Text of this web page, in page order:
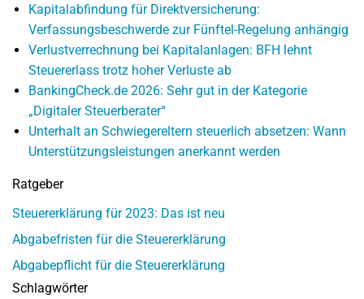
Kapitalabfindung für Direktversicherung:
Verfassungsbeschwerde zur Fünftel-Regelung anhängig
Verlustverrechnung bei Kapitalanlagen: BFH lehnt
Steuererlass trotz hoher Verluste ab
BankingCheck.de 2026: Sehr gut in der Kategorie
„Digitaler Steuerberater“
Unterhalt an Schwiegereltern steuerlich absetzen: Wann
Unterstützungsleistungen anerkannt werden
Ratgeber
Steuererklärung für 2023: Das ist neu
Abgabefristen für die Steuererklärung
Abgabepflicht für die Steuererklärung
Schlagwörter